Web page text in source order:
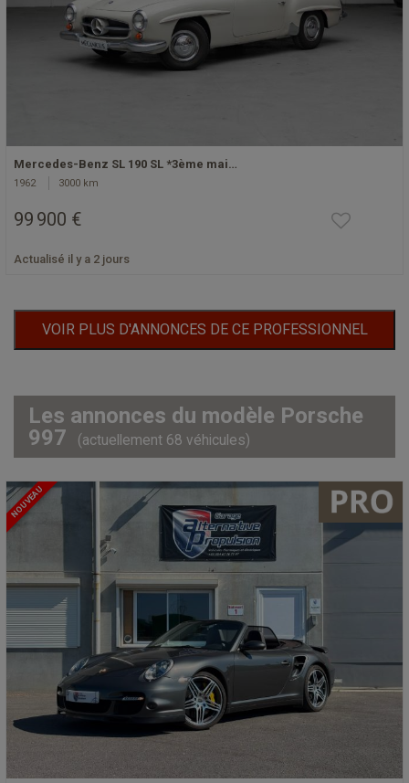
Mercedes-Benz SL 190 SL *3ème mai…
1962 3000 km
99 900 €
Actualisé il y a 2 jours
VOIR PLUS D'ANNONCES DE CE PROFESSIONNEL
Les annonces du modèle Porsche
997
(actuellement 68 véhicules)
NOUVEAU